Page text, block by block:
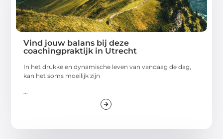
Vind jouw balans bij deze
coachingpraktijk in Utrecht
In het drukke en dynamische leven van vandaag de dag,
kan het soms moeilijk zijn
...